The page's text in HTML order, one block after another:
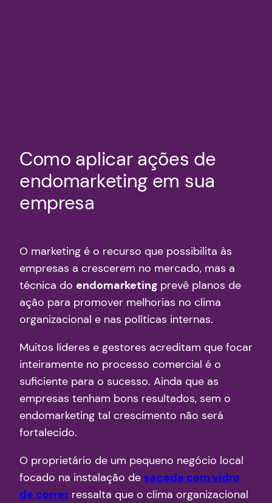
Como aplicar ações de
endomarketing em sua
empresa
O marketing é o recurso que possibilita às
empresas a crescerem no mercado, mas a
técnica do endomarketing prevê planos de
ação para promover melhorias no clima
organizacional e nas políticas internas.
Muitos líderes e gestores acreditam que focar
inteiramente no processo comercial é o
suficiente para o sucesso. Ainda que as
empresas tenham bons resultados, sem o
endomarketing tal crescimento não será
fortalecido.
O proprietário de um pequeno negócio local
focado na instalação de sacada com vidro
de correr ressalta que o clima organizacional